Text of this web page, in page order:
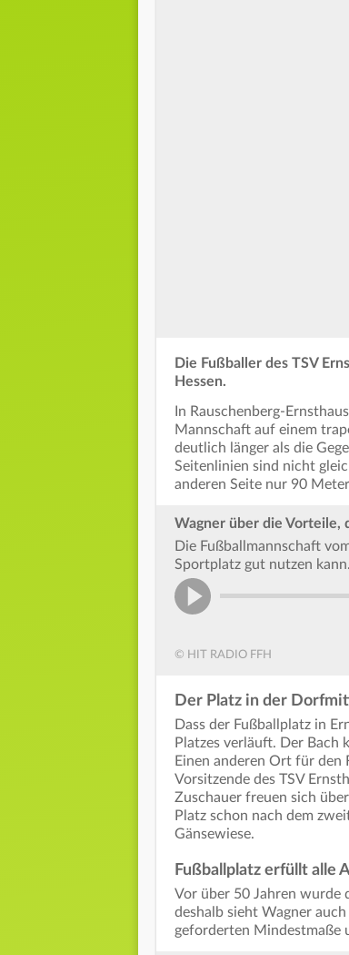
Die Fußballer des TSV
Hessen.
In Rauschenberg-
Mannschaft auf einem
deutlich länger als die
Seitenlinien sind nicht
anderen Seite nur 90
Wagner über die Vorteile,
Die Fußballmannschaft
Sportplatz gut nutzen kann.
© HIT RADIO FFH
Der Platz in der
Dass der Fußballplatz in
Platzes verläuft. Der Bach
Einen anderen Ort für
Vorsitzende des TSV
Zuschauer freuen sich
Platz schon nach dem
Gänsewiese.
Fußballplatz erfüllt alle
Vor über 50 Jahren wurde
deshalb sieht Wagner
geforderten Mindestmaße